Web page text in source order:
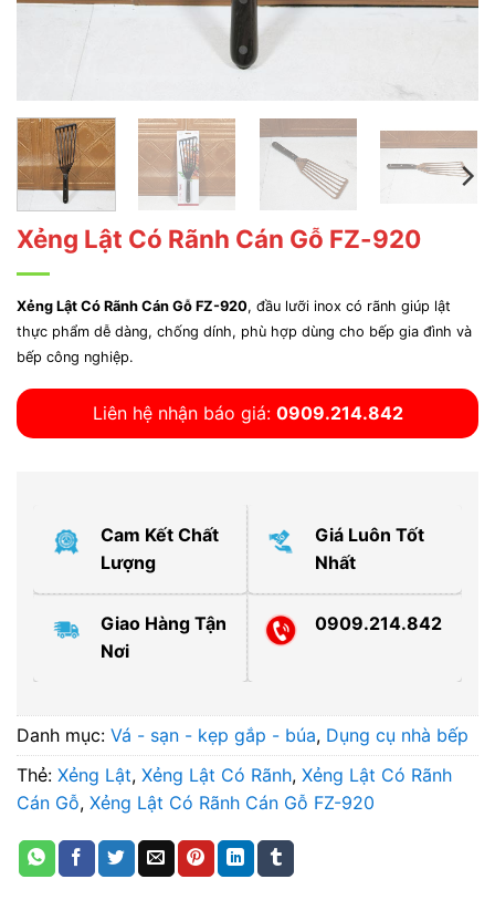
Xẻng Lật Có Rãnh Cán Gỗ FZ-920
Xẻng Lật Có Rãnh Cán Gỗ FZ-920, đầu lưỡi inox có rãnh giúp lật
thực phẩm dễ dàng, chống dính, phù hợp dùng cho bếp gia đình và
bếp công nghiệp.
Liên hệ nhận báo giá: 0909.214.842
Cam Kết Chất
Lượng
Giá Luôn Tốt
Nhất
Giao Hàng Tận
Nơi
0909.214.842
Danh mục: Vá - sạn - kẹp gắp - búa, Dụng cụ nhà bếp
Thẻ: Xẻng Lật, Xẻng Lật Có Rãnh, Xẻng Lật Có Rãnh
Cán Gỗ, Xẻng Lật Có Rãnh Cán Gỗ FZ-920